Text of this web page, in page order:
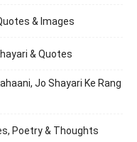
& Images
& Quotes
Jo Shayari Ke Rang
Poetry & Thoughts